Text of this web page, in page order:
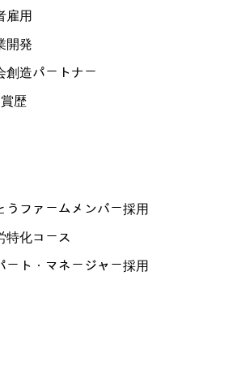
雇用
開発
創造パートナー
歴
うファームメンバー採用
特化コース
ート・マネージャー採用